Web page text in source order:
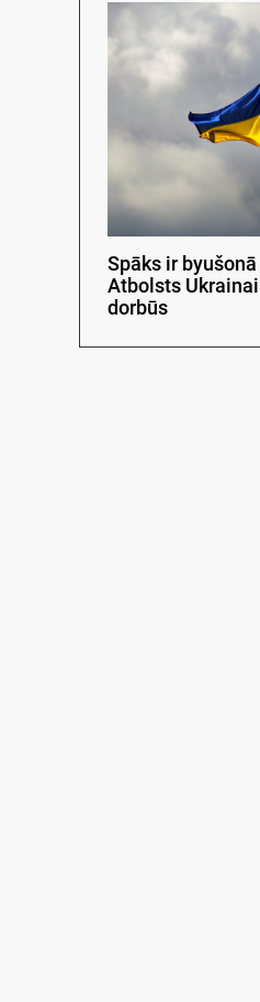
Spāks ir
Atbolsts
dorbūs